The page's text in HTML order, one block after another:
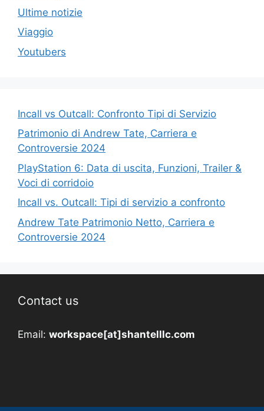
Ultime notizie
Viaggio
Youtubers
Incall vs Outcall: Confronto Tipi di Servizio
Patrimonio di Andrew Tate, Carriera e
Controversie 2024
PlayStation 6: Data di uscita, Funzioni, Trailer &
Voci di corridoio
Incall vs. Outcall: Tipi di servizio a confronto
Andrew Tate Patrimonio Netto, Carriera e
Controversie 2024
Contact us
Email: workspace[at]shantelllc.com